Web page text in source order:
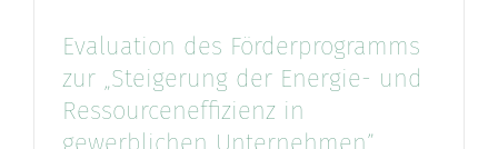
Evaluation des Förderprogramms
zur „Steigerung der Energie- und
Ressourceneffizienz in
gewerblichen Unternehmen”